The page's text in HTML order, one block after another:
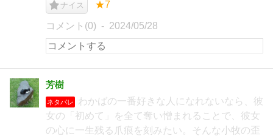
ナイス ★7
コメント(0) 2024/05/28
芳樹
ネタバレ
わかばの一番好きな人になれないなら、彼
女の「初めて」を全て奪い憎まれることで、彼女
の心に一生残る爪痕を刻みたい。そんな小牧の歪